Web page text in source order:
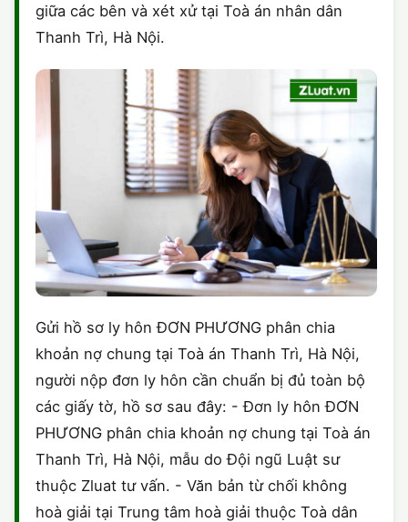
giữa các bên và xét xử tại Toà án nhân dân
Thanh Trì, Hà Nội.
Gửi hồ sơ ly hôn ĐƠN PHƯƠNG phân chia
khoản nợ chung tại Toà án Thanh Trì, Hà Nội,
người nộp đơn ly hôn cần chuẩn bị đủ toàn bộ
các giấy tờ, hồ sơ sau đây: - Đơn ly hôn ĐƠN
PHƯƠNG phân chia khoản nợ chung tại Toà án
Thanh Trì, Hà Nội, mẫu do Đội ngũ Luật sư
thuộc Zluat tư vấn. - Văn bản từ chối không
hoà giải tại Trung tâm hoà giải thuộc Toà dân